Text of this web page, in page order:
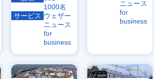
1000名
サービス ウェザー
ニュース
for
business
ニュース
for
business